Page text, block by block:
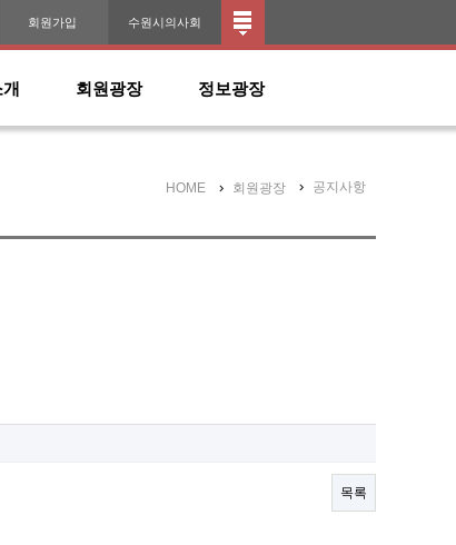
회원가입 수원시의사회
회원광장 정보광장
HOME 회원광장 공지사항
목록